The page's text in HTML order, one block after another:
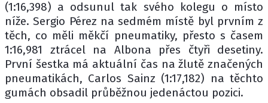
(1:16,398) a odsunul tak svého kolegu o místo
níže. Sergio Pérez na sedmém místě byl prvním z
těch, co měli měkčí pneumatiky, přesto s časem
1:16,981 ztrácel na Albona přes čtyři desetiny.
První šestka má aktuální čas na žlutě značených
pneumatikách, Carlos Sainz (1:17,182) na těchto
gumách obsadil průběžnou jedenáctou pozici.